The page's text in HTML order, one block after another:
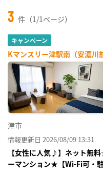
3 件（1/1ページ）
キャンペーン
Kマンスリー津駅南（安濃
津市
情報更新日 2026/08/09 13:31
【女性に人気♪】ネット無
ーマンション★【Wi-Fi可・駐